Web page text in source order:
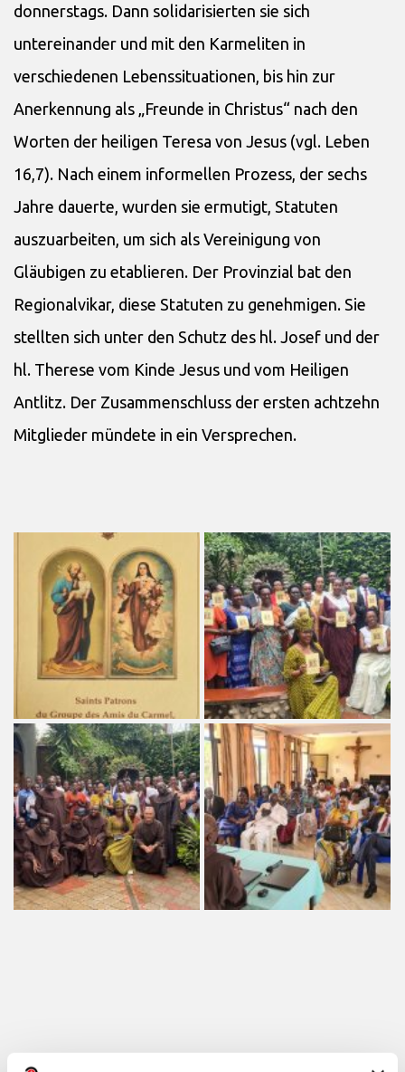
donnerstags. Dann solidarisierten sie sich
untereinander und mit den Karmeliten in
verschiedenen Lebenssituationen, bis hin zur
Anerkennung als „Freunde in Christus“ nach den
Worten der heiligen Teresa von Jesus (vgl. Leben
16,7). Nach einem informellen Prozess, der sechs
Jahre dauerte, wurden sie ermutigt, Statuten
auszuarbeiten, um sich als Vereinigung von
Gläubigen zu etablieren. Der Provinzial bat den
Regionalvikar, diese Statuten zu genehmigen. Sie
stellten sich unter den Schutz des hl. Josef und der
hl. Therese vom Kinde Jesus und vom Heiligen
Antlitz. Der Zusammenschluss der ersten achtzehn
Mitglieder mündete in ein Versprechen.
Teilen auf: